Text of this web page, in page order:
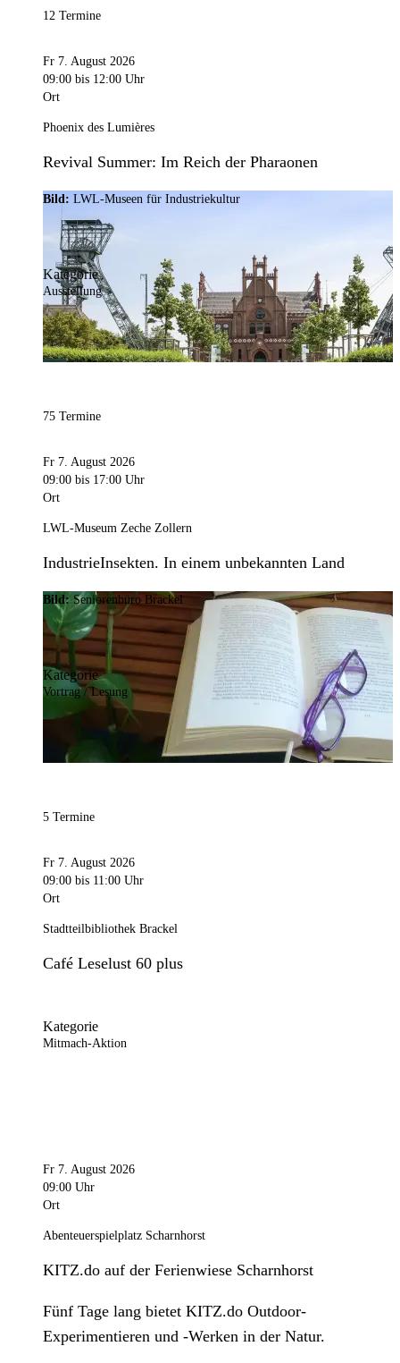
12 Termine
Fr 7. August 2026
09:00 bis 12:00 Uhr
Ort
Phoenix des Lumières
Revival Summer: Im Reich der Pharaonen
Bild: LWL-Museen für Industriekultur
Kategorie
Ausstellung
75 Termine
Fr 7. August 2026
09:00 bis 17:00 Uhr
Ort
LWL-Museum Zeche Zollern
IndustrieInsekten. In einem unbekannten Land
Bild: Seniorenbüro Brackel
Kategorie
Vortrag / Lesung
5 Termine
Fr 7. August 2026
09:00 bis 11:00 Uhr
Ort
Stadtteilbibliothek Brackel
Café Leselust 60 plus
Kategorie
Mitmach-Aktion
Fr 7. August 2026
09:00 Uhr
Ort
Abenteuerspielplatz Scharnhorst
KITZ.do auf der Ferienwiese Scharnhorst
Fünf Tage lang bietet KITZ.do Outdoor-
Experimentieren und -Werken in der Natur.